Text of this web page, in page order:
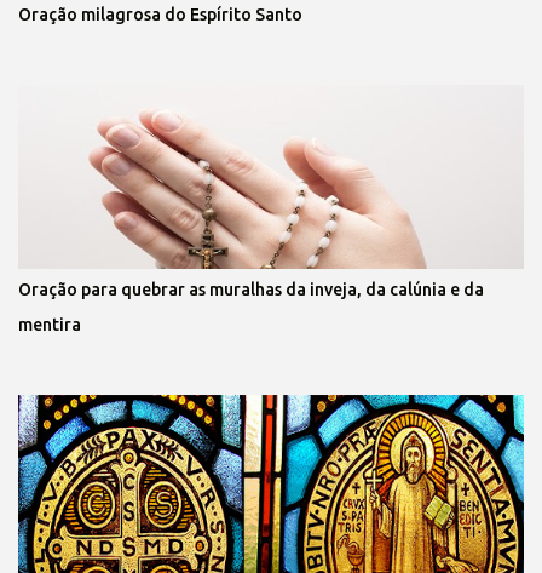
Oração milagrosa do Espírito Santo
Oração para quebrar as muralhas da inveja, da calúnia e da
mentira